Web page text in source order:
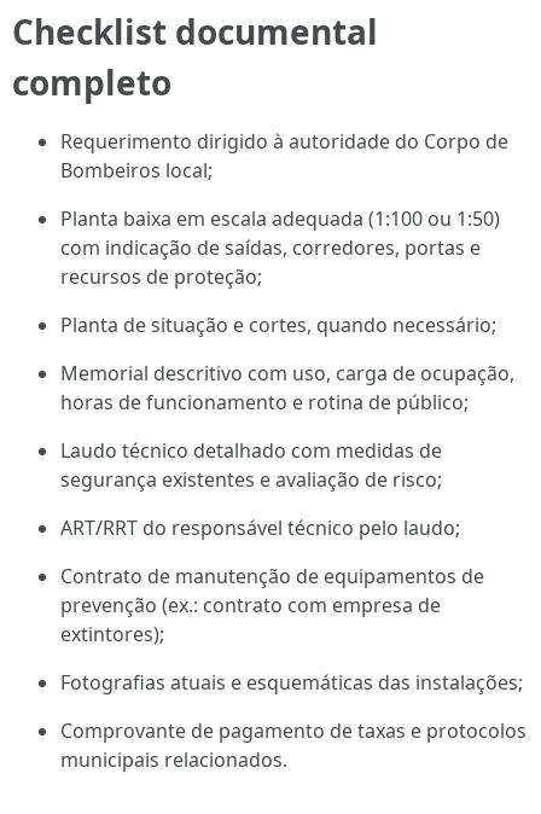
Checklist documental
completo
Requerimento dirigido à autoridade do Corpo de
Bombeiros local;
Planta baixa em escala adequada (1:100 ou 1:50)
com indicação de saídas, corredores, portas e
recursos de proteção;
Planta de situação e cortes, quando necessário;
Memorial descritivo com uso, carga de ocupação,
horas de funcionamento e rotina de público;
Laudo técnico detalhado com medidas de
segurança existentes e avaliação de risco;
ART/RRT do responsável técnico pelo laudo;
Contrato de manutenção de equipamentos de
prevenção (ex.: contrato com empresa de
extintores);
Fotografias atuais e esquemáticas das instalações;
Comprovante de pagamento de taxas e protocolos
municipais relacionados.